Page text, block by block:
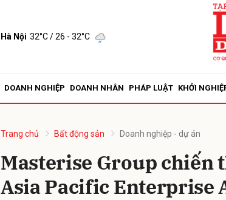
Hà Nội 32°C/ 26 - 32°C
DOANH NGHIỆP DOANH NHÂN PHÁP LUẬT KHỞI
Trang chủ Bất động sản Doanh nghiệp - dự án
Masterise Group chiến
Asia Pacific Enterprise